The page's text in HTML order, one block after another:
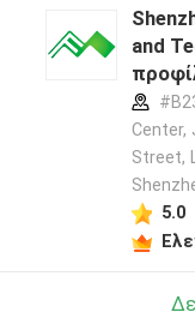
and
Center,
Street,
5.0